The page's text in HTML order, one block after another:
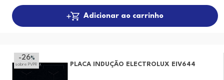
Adicionar ao carrinho
-26%
sobre PVPR PLACA INDUÇÃO ELECTROLUX EIV644